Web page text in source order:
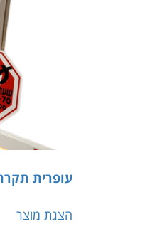
עופרית
הצגת מוצר